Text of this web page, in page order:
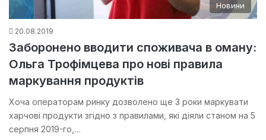
Новини
20.08.2019
Заборонено вводити споживача в оману:
Ольга Трофімцева про нові правила
маркування продуктів
Хоча операторам ринку дозволено ще 3 роки маркувати
харчові продукти згідно з правилами, які діяли станом на 5
серпня 2019-го,…